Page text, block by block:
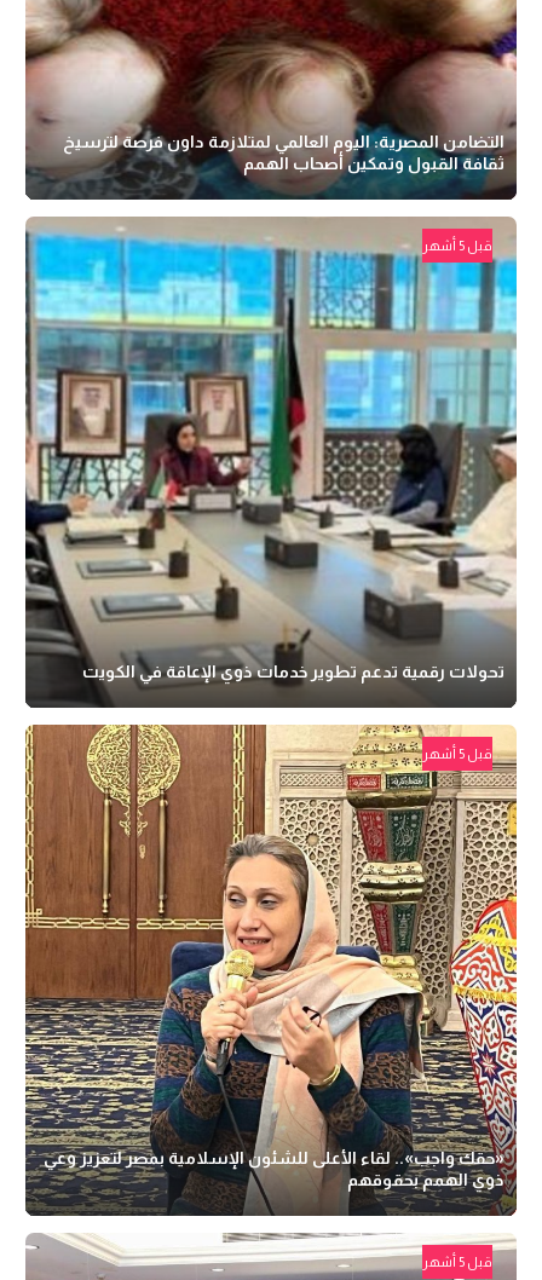
التضامن المصرية: اليوم العالمي لمتلازمة داون فرصة لترسيخ
ثقافة القبول وتمكين أصحاب الهمم
قبل 5 أشهر
تحولات رقمية تدعم تطوير خدمات ذوي الإعاقة في الكويت
قبل 5 أشهر
«حقك واجب».. لقاء الأعلى للشئون الإسلامية بمصر لتعزيز وعي
ذوي الهمم بحقوقهم
قبل 5 أشهر